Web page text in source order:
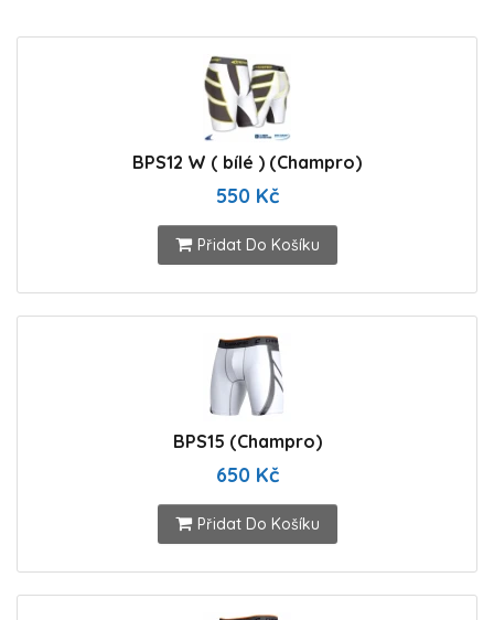
BPS12 W ( bílé ) (Champro)
550 Kč
Přidat Do Košíku
BPS15 (Champro)
650 Kč
Přidat Do Košíku